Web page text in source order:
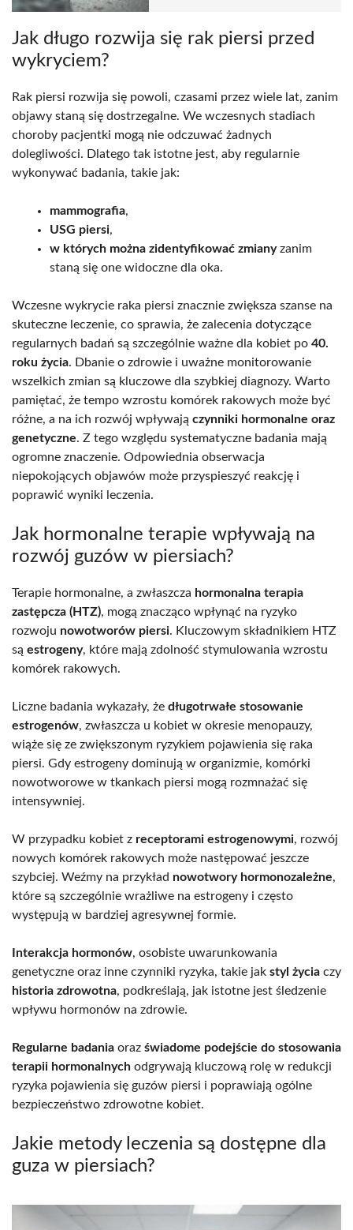
Jak długo rozwija się rak piersi przed
wykryciem?
Rak piersi rozwija się powoli, czasami przez wiele lat, zanim
objawy staną się dostrzegalne. We wczesnych stadiach
choroby pacjentki mogą nie odczuwać żadnych
dolegliwości. Dlatego tak istotne jest, aby regularnie
wykonywać badania, takie jak:
mammografia,
USG piersi,
w których można zidentyfikować zmianyzanim
staną się one widoczne dla oka.
Wczesne wykrycie raka piersi znacznie zwiększa szanse na
skuteczne leczenie, co sprawia, że zalecenia dotyczące
regularnych badań są szczególnie ważne dla kobiet po 40.
roku życia. Dbanie o zdrowie i uważne monitorowanie
wszelkich zmian są kluczowe dla szybkiej diagnozy. Warto
pamiętać, że tempo wzrostu komórek rakowych może być
różne, a na ich rozwój wpływają czynniki hormonalne oraz
genetyczne. Z tego względu systematyczne badania mają
ogromne znaczenie. Odpowiednia obserwacja
niepokojących objawów może przyspieszyć reakcję i
poprawić wyniki leczenia.
Jak hormonalne terapie wpływają na
rozwój guzów w piersiach?
Terapie hormonalne, a zwłaszcza hormonalna terapia
zastępcza (HTZ), mogą znacząco wpłynąć na ryzyko
rozwoju nowotworów piersi. Kluczowym składnikiem HTZ
są estrogeny, które mają zdolność stymulowania wzrostu
komórek rakowych.
Liczne badania wykazały, że długotrwałe stosowanie
estrogenów, zwłaszcza u kobiet w okresie menopauzy,
wiąże się ze zwiększonym ryzykiem pojawienia się raka
piersi. Gdy estrogeny dominują w organizmie, komórki
nowotworowe w tkankach piersi mogą rozmnażać się
intensywniej.
W przypadku kobiet z receptorami estrogenowymi, rozwój
nowych komórek rakowych może następować jeszcze
szybciej. Weźmy na przykład nowotwory hormonozależne,
które są szczególnie wrażliwe na estrogeny i często
występują w bardziej agresywnej formie.
Interakcja hormonów, osobiste uwarunkowania
genetyczne oraz inne czynniki ryzyka, takie jak styl życia czy
historia zdrowotna, podkreślają, jak istotne jest śledzenie
wpływu hormonów na zdrowie.
Regularne badania oraz świadome podejście do stosowania
terapii hormonalnych odgrywają kluczową rolę w redukcji
ryzyka pojawienia się guzów piersi i poprawiają ogólne
bezpieczeństwo zdrowotne kobiet.
Jakie metody leczenia są dostępne dla
guza w piersiach?